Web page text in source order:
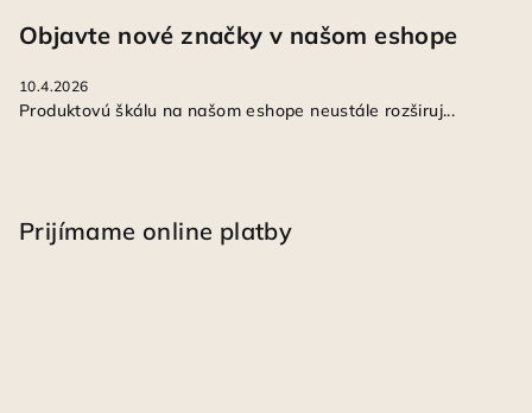
Objavte nové značky v našom eshope
10.4.2026
Produktovú škálu na našom eshope neustále rozširuj...
Prijímame online platby